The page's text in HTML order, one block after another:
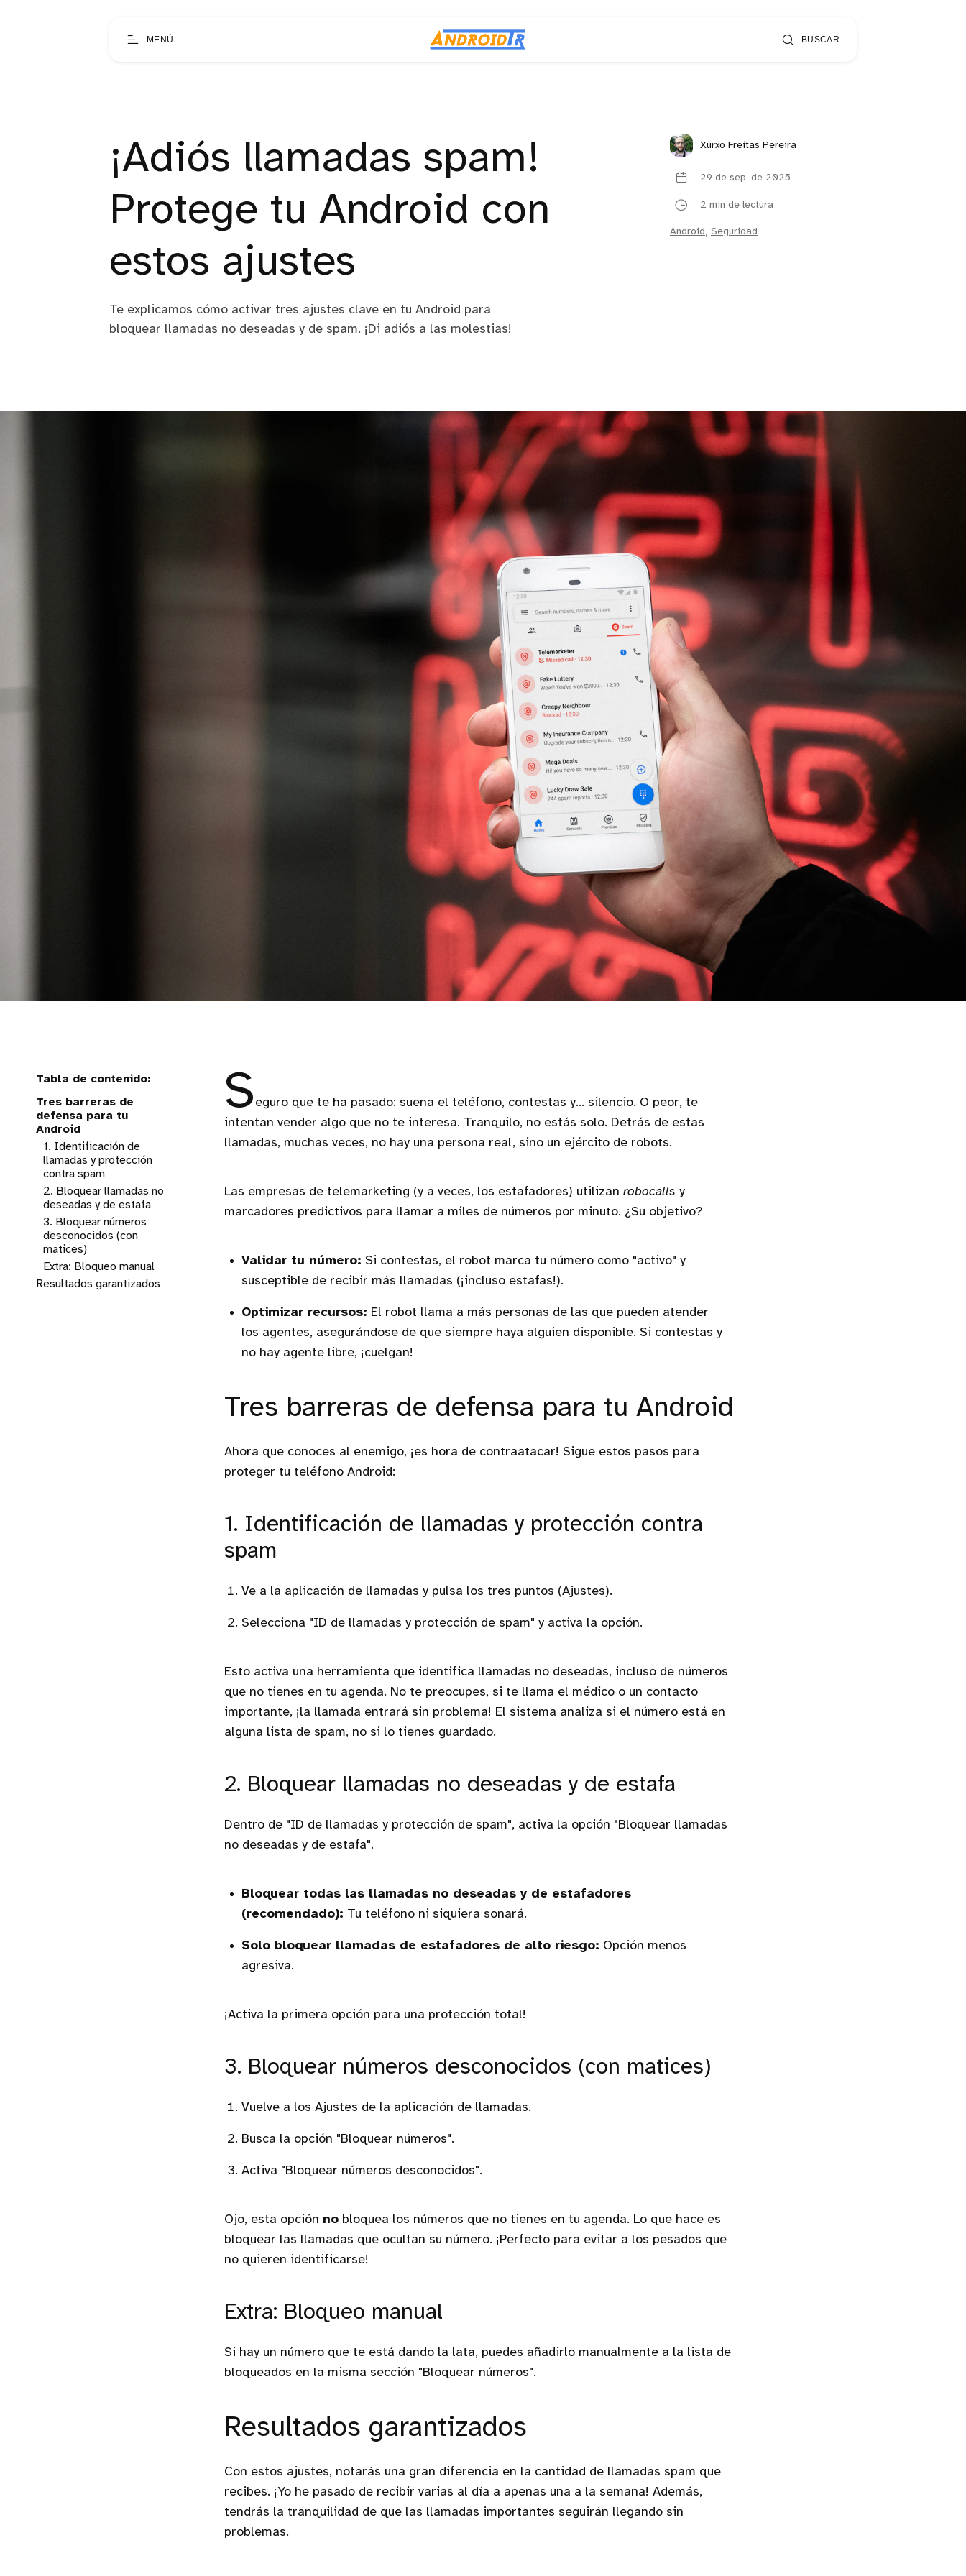
MENÚ BUSCAR
¡Adiós llamadas spam!
Protege tu Android con
estos ajustes
Te explicamos cómo activar tres ajustes clave en tu Android para
bloquear llamadas no deseadas y de spam. ¡Di adiós a las molestias!
Xurxo Freitas Pereira
29 de sep. de 2025
2 min de lectura
Android, Seguridad
Tres barreras de
defensa para tu
Android
1. Identificación de
llamadas y protección
contra spam
2. Bloquear llamadas no
deseadas y de estafa
3. Bloquear números
desconocidos (con
matices)
Extra: Bloqueo manual
Resultados garantizados
S eguro que te ha pasado: suena el teléfono, contestas y... silencio. O peor, te
intentan vender algo que no te interesa. Tranquilo, no estás solo. Detrás de estas
llamadas, muchas veces, no hay una persona real, sino un ejército de robots.
Las empresas de telemarketing (y a veces, los estafadores) utilizan robocalls y
marcadores predictivos para llamar a miles de números por minuto. ¿Su objetivo?
Validar tu número: Si contestas, el robot marca tu número como "activo" y
susceptible de recibir más llamadas (¡incluso estafas!).
Optimizar recursos: El robot llama a más personas de las que pueden atender
los agentes, asegurándose de que siempre haya alguien disponible. Si contestas y
no hay agente libre, ¡cuelgan!
Tres barreras de defensa para tu Android
Ahora que conoces al enemigo, ¡es hora de contraatacar! Sigue estos pasos para
proteger tu teléfono Android:
1. Identificación de llamadas y protección contra
spam
Ve a la aplicación de llamadas y pulsa los tres puntos (Ajustes).
Selecciona "ID de llamadas y protección de spam" y activa la opción.
Esto activa una herramienta que identifica llamadas no deseadas, incluso de números
que no tienes en tu agenda. No te preocupes, si te llama el médico o un contacto
importante, ¡la llamada entrará sin problema! El sistema analiza si el número está en
alguna lista de spam, no si lo tienes guardado.
2. Bloquear llamadas no deseadas y de estafa
Dentro de "ID de llamadas y protección de spam", activa la opción "Bloquear llamadas
no deseadas y de estafa".
Bloquear todas las llamadas no deseadas y de estafadores
(recomendado): Tu teléfono ni siquiera sonará.
Solo bloquear llamadas de estafadores de alto riesgo: Opción menos
agresiva.
¡Activa la primera opción para una protección total!
3. Bloquear números desconocidos (con matices)
Vuelve a los Ajustes de la aplicación de llamadas.
Busca la opción "Bloquear números".
Activa "Bloquear números desconocidos".
Ojo, esta opción no bloquea los números que no tienes en tu agenda. Lo que hace es
bloquear las llamadas que ocultan su número. ¡Perfecto para evitar a los pesados que
no quieren identificarse!
Extra: Bloqueo manual
Si hay un número que te está dando la lata, puedes añadirlo manualmente a la lista de
bloqueados en la misma sección "Bloquear números".
Resultados garantizados
Con estos ajustes, notarás una gran diferencia en la cantidad de llamadas spam que
recibes. ¡Yo he pasado de recibir varias al día a apenas una a la semana! Además,
tendrás la tranquilidad de que las llamadas importantes seguirán llegando sin
problemas.